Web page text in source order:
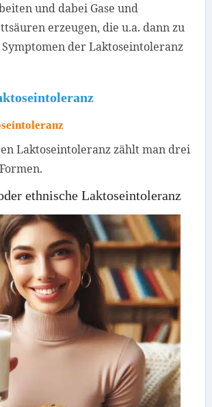
und dabei Gase und
erzeugen, die u.a. dann zu
der Laktoseintoleranz
Laktoseintoleranz zählt man drei
ethnische Laktoseintoleranz